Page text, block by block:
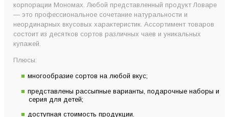
корпорации Мономах. Любой представленный продукт Ловаре
— это профессиональное сочетание натуральности и
неординарных вкусовых характеристик. Ассортимент товаров
состоит из десятков сортов различных чаев и уникальных
купажей.
Плюсы:
многообразие сортов на любой вкус;
представлены рассыпные варианты, подарочные наборы и
серия для детей;
доступная стоимость продукции.